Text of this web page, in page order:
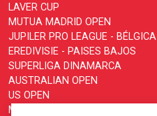
LAVER CUP
MUTUA MADRID OPEN
JUPILER PRO LEAGUE - BÉLGICA
EREDIVISIE - PAISES BAJOS
SUPERLIGA DINAMARCA
AUSTRALIAN OPEN
US OPEN
MOTOGP